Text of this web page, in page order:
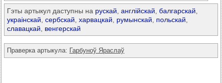
Гэты артыкул даступны на рускай англійскай балгарскай
украінскай сербскай харвацкай румынскай польскай
славацкай
венгерскай
Праверка артыкула: Гарбуноў Яраслаў